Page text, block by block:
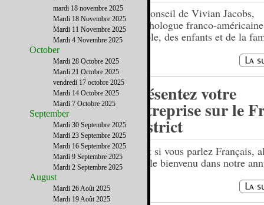
Un conseil de Vivian Jacobs,
psychologue franco-
couple, des enfants et de la
Présentez votre
entreprise sur le
District
….et si vous parlez Français,
êtes le bienvenu dans notre
mardi 18 novembre 2025
Mardi 18 Novembre 2025
Mardi 11 Novembre 2025
Mardi 4 Novembre 2025
October
Mardi 28 Octobre 2025
Mardi 21 Octobre 2025
vendredi 17 octobre 2025
Mardi 14 Octobre 2025
Mardi 7 Octobre 2025
September
Mardi 30 Septembre 2025
Mardi 23 Septembre 2025
Mardi 16 Septembre 2025
Mardi 9 Septembre 2025
Mardi 2 Septembre 2025
August
Mardi 26 Août 2025
Mardi 19 Août 2025